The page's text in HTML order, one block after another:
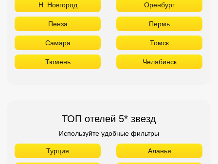
Н. Новгород Оренбург
Пенза Пермь
Самара Томск
Тюмень Челябинск
ТОП отелей 5* звезд
Используйте удобные фильтры
Турция Аланья